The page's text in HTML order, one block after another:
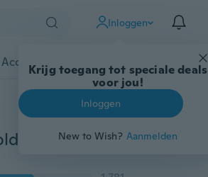
Inloggen
Krijg toegang tot speciale deals
voor jou!
Inloggen
New to Wish? Aanmelden
Gereedschap
2018 Dames Gladitor Kniehoge sandalen Sexy uitgehold sandalen Platte hak Hoge laarzen Open teen Jemma zomerschoenen